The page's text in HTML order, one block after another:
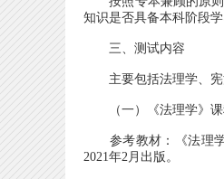
知识是否具备本科阶段学
三、测试内容
主要包括法理学、宪
（一）《法理学》课
参考教材：《法理学
2021年2月出版。